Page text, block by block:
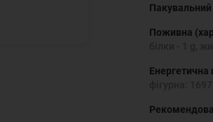
Пакувальний
Поживна
Енергетична